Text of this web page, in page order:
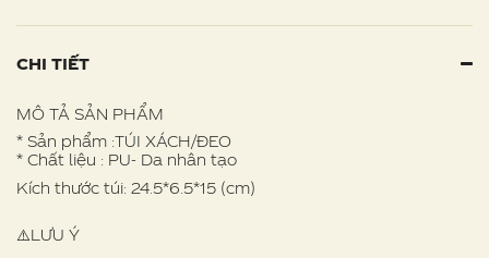
CHI TIẾT
MÔ TẢ SẢN PHẨM
* Sản phẩm :TÚI XÁCH/ĐEO
* Chất liệu : PU- Da nhân tạo
Kích thước túi: 24.5*6.5*15 (cm)
⚠️LƯU Ý